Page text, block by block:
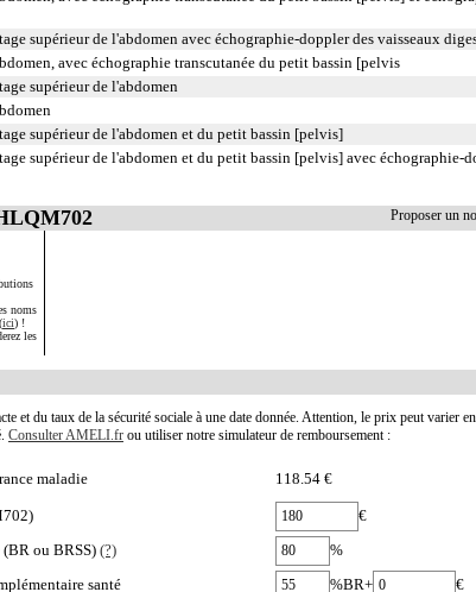
supérieur de l'abdomen avec échographie-doppler des vaisseaux
avec échographie transcutanée du petit bassin [pelvis
supérieur de l'abdomen
supérieur de l'abdomen et du petit bassin [pelvis]
supérieur de l'abdomen et du petit bassin [pelvis] avec échographie-
Proposer un
noms
ici) !
les
et du taux de la sécurité sociale à une date donnée. Attention, le prix peut
Consulter AMELI.fr ou utiliser notre simulateur de remboursement :
maladie 118.54 €
€
(BR ou BRSS) (?)
%
santé
%BR+ €